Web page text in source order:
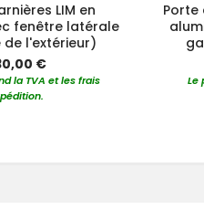
LIM en
fenêtre latérale
l'extérieur)
€
la TVA et les frais
Porte
Le